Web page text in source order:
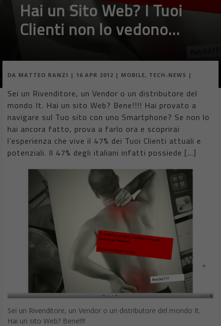
Hai un Sito Web? I Tuoi
Clienti non lo vedono…
DA MATTEO RANZI | 16 APR 2012 | MOBILE, TECH-NEWS |
Sei un Rivenditore, un Vendor o un distributore del
mondo It. Hai un sito Web? Bene!!!! Hai provato a
navigare sul Tuo sito con uno Smartphone? Se non lo
hai ancora fatto, prova a farlo ora e scoprirai
l’esperienza che vive il 47% dei Tuoi Clienti attuali e
potenziali. Il 47% degli italiani infatti possiede […]
Sei un Rivenditore, un Vendor o un distributore del mondo It.
Hai un sito Web? Bene!!!!